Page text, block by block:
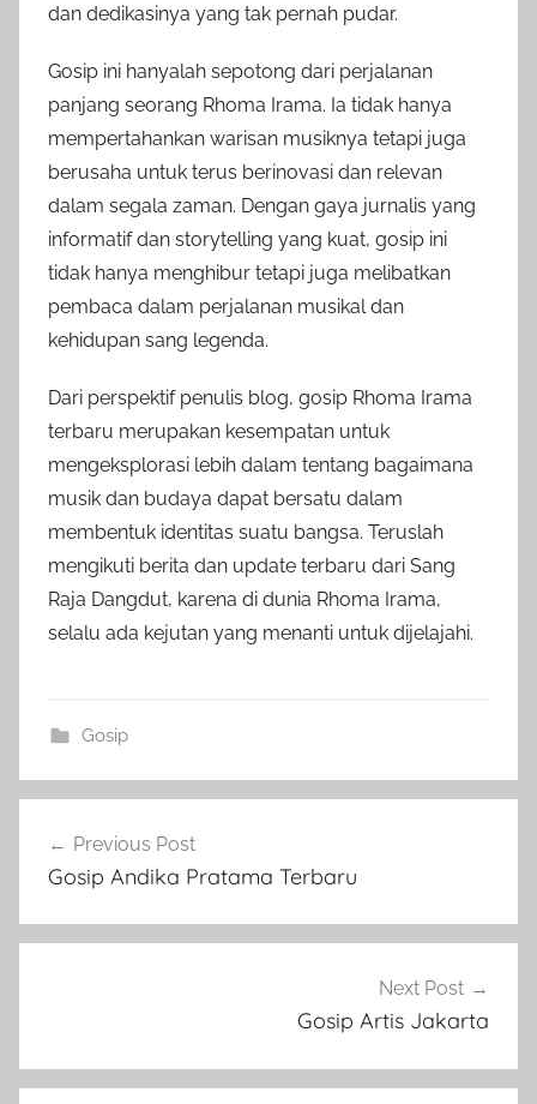
dan dedikasinya yang tak pernah pudar.
Gosip ini hanyalah sepotong dari perjalanan
panjang seorang Rhoma Irama. Ia tidak hanya
mempertahankan warisan musiknya tetapi juga
berusaha untuk terus berinovasi dan relevan
dalam segala zaman. Dengan gaya jurnalis yang
informatif dan storytelling yang kuat, gosip ini
tidak hanya menghibur tetapi juga melibatkan
pembaca dalam perjalanan musikal dan
kehidupan sang legenda.
Dari perspektif penulis blog, gosip Rhoma Irama
terbaru merupakan kesempatan untuk
mengeksplorasi lebih dalam tentang bagaimana
musik dan budaya dapat bersatu dalam
membentuk identitas suatu bangsa. Teruslah
mengikuti berita dan update terbaru dari Sang
Raja Dangdut, karena di dunia Rhoma Irama,
selalu ada kejutan yang menanti untuk dijelajahi.
Gosip
navigation
Previous Post
Gosip Andika Pratama Terbaru
Next Post
Gosip Artis Jakarta